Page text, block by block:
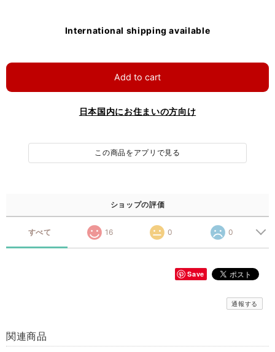
International shipping available
Add to cart
日本国内にお住まいの方向け
この商品をアプリで見る
ショップの評価
すべて 16 0 0
Save
通報する
関連商品